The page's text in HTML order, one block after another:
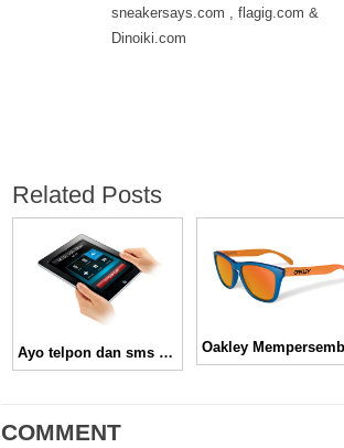
sneakersays.com , flagig.com &
Dinoiki.com
Related Posts
Ayo telpon dan sms dengan iPad 3G pakai PhoneItiPad
COMMENT